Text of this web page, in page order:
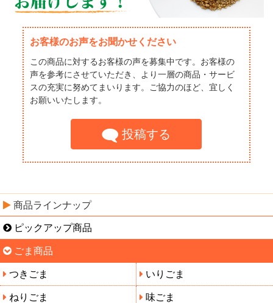
お客様のお声をお聞かせください
この商品に対するお客様の声を募集中です。お客様の
声を参考にさせていただき、より一層の商品・サービ
スの充実に努めてまいります。ご協力のほど、宜しく
お願いいたします。
投稿する
商品ラインナップ
ピックアップ商品
ごま商品
つきごま いりごま
ねりごま 味ごま